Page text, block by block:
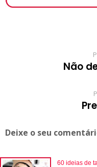
k p
Não
Deixe o seu
60 ideias de